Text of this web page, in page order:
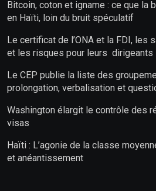
Bitcoin, coton et igname : ce que la
en Haïti, loin du bruit spéculatif
Le certificat de l’ONA et la FDI, les
et les risques pour leurs dirigeants
Le CEP publie la liste des
prolongation, verbalisation et
Washington élargit le contrôle des
visas
Haïti : L’agonie de la classe
et anéantissement